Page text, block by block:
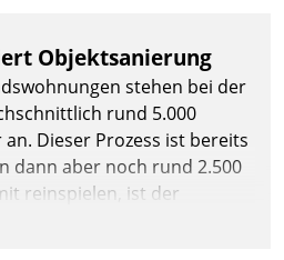
Objektsanierung
stehen bei der
rund 5.000
Dieser Prozess ist bereits
dann aber noch rund 2.500
reinspielen, ist der
immens. Im